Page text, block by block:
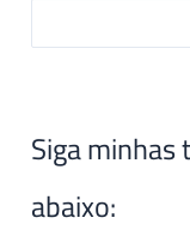
Siga
abaixo: